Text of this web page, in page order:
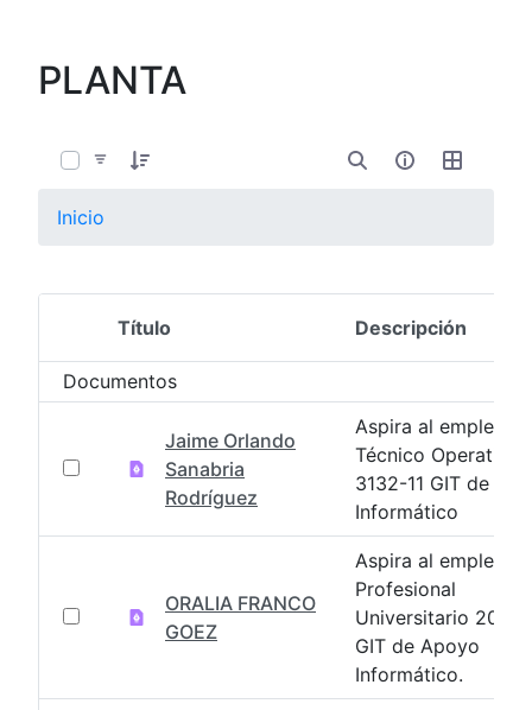
PLANTA
Inicio
Selección del elemento
Título Descripción
Documentos
Jaime Orlando
Sanabria
Rodríguez
Aspira al empleo
Técnico Operativo
3132-11 GIT de
Informático
ORALIA FRANCO
GOEZ
Aspira al empleo
Profesional
Universitario
GIT de Apoyo
Informático.